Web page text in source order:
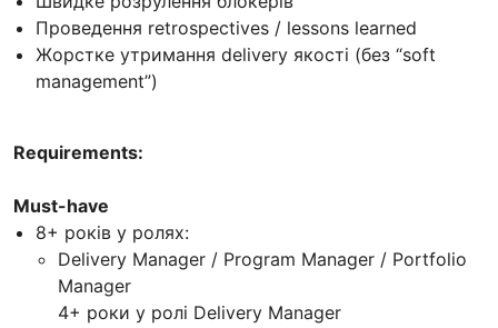
Проведення retrospectives / lessons learned
Жорстке утримання delivery якості (без “soft
management”)
Requirements:
Must-have
8+ років у ролях:
Delivery Manager / Program Manager / Portfolio
Manager
4+ роки у ролі Delivery Manager